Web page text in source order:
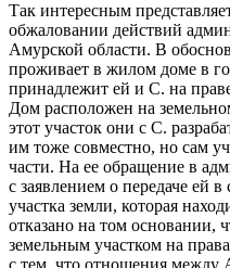
Так интересным
обжаловании действий
Амурской области. В
проживает в жилом доме в
принадлежит ей и С. на
Дом расположен на
этот участок они с С.
им тоже совместно, но сам
части. На ее обращение в
с заявлением о передаче ей
участка земли, которая
отказано на том основании,
земельным участком на